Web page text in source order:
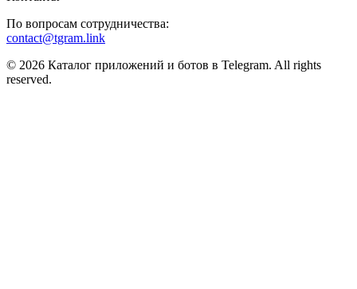
По вопросам сотрудничества:
contact@tgram.link
© 2026 Каталог приложений и ботов в Telegram. All rights
reserved.